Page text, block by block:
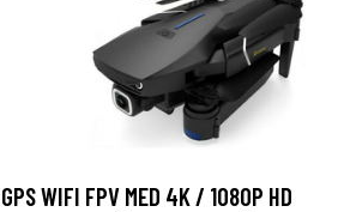
WIFI FPV MED 4K / 1080P HD